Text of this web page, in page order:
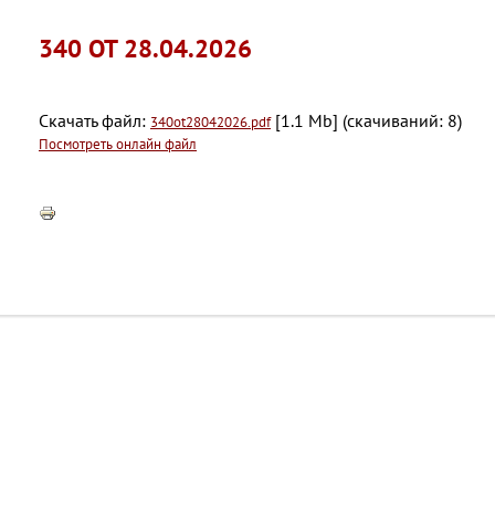
340 ОТ 28.04.2026
Скачать файл: 340ot28042026.pdf[1.1 Mb] (cкачиваний: 8)
Посмотреть онлайн файл